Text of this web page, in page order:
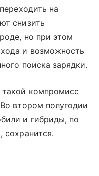
на
снизить
но при этом
и возможность
поиска зарядки.
компромисс
втором полугодии
и гибриды, по
сохранится.